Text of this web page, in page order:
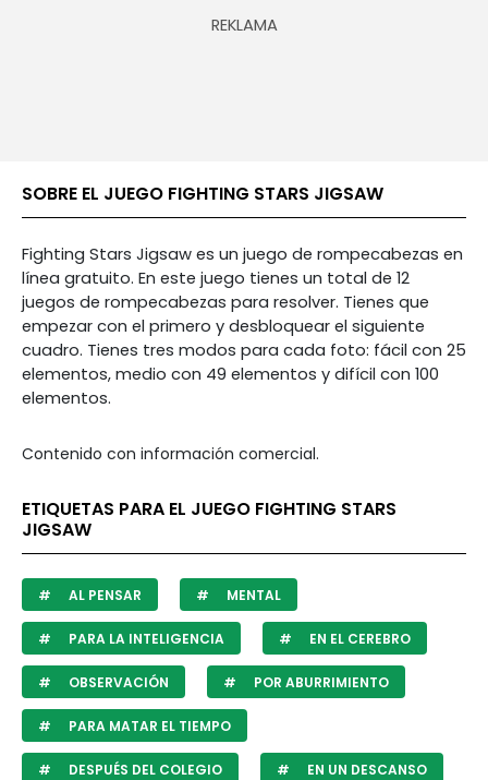
SOBRE EL JUEGO FIGHTING STARS JIGSAW
Fighting Stars Jigsaw es un juego de rompecabezas en
línea gratuito. En este juego tienes un total de 12
juegos de rompecabezas para resolver. Tienes que
empezar con el primero y desbloquear el siguiente
cuadro. Tienes tres modos para cada foto: fácil con 25
elementos, medio con 49 elementos y difícil con 100
elementos.
Contenido con información comercial.
ETIQUETAS PARA EL JUEGO FIGHTING STARS
JIGSAW
AL PENSAR MENTAL
PARA LA INTELIGENCIA EN EL CEREBRO
OBSERVACIÓN POR ABURRIMIENTO
PARA MATAR EL TIEMPO
DESPUÉS DEL COLEGIO EN UN DESCANSO